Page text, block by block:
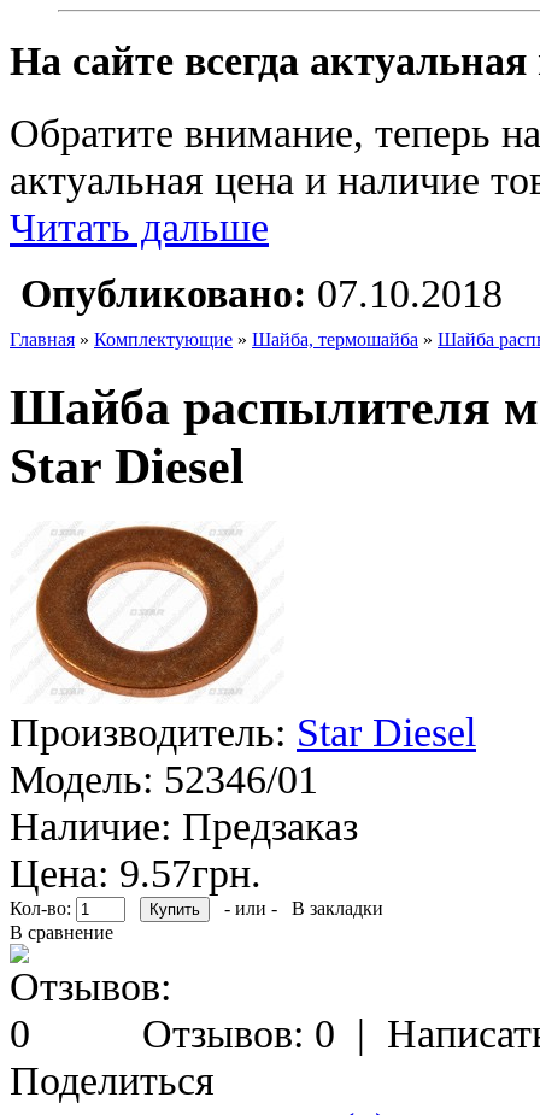
На сайте всегда
Обратите внимание, теперь
актуальная цена и наличие
Читать дальше
Опубликовано: 07.10.2018
Главная » Комплектующие » Шайба, термошайба » Шайба
Шайба распылителя
Star Diesel
Производитель: Star Diesel
Модель: 52346/01
Наличие: Предзаказ
Цена: 9.57грн.
Кол-во: - или -
В закладки
В сравнение
Отзывов: 0 |
Поделиться